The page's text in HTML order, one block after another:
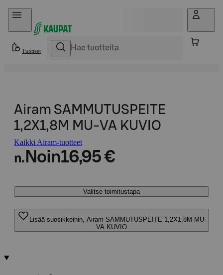
Hyppää sisältöön
Tuotteet
Airam SAMMUTUSPEITE
1,2X1,8M MU-VA KUVIO
Kaikki Airam-tuotteet
n. Noin16,95 €
Valitse toimitustapa
Lisää suosikkeihin, Airam SAMMUTUSPEITE 1,2X1,8M MU-
VA KUVIO